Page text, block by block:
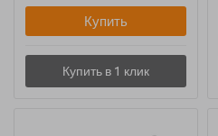
Купить